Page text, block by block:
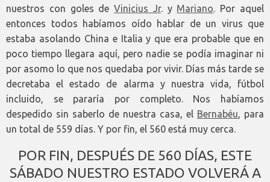
nuestros con goles deVinicius Jr. y Mariano. Por aquel
entonces todos habíamos oído hablar de un virus que
estaba asolando China e Italia y que era probable que en
poco tiempo llegara aquí, pero nadie se podía imaginar ni
por asomo lo que nos quedaba por vivir. Días más tarde se
decretaba el estado de alarma y nuestra vida, fútbol
incluido, se pararía por completo. Nos habíamos
despedido sin saberlo de nuestra casa, el Bernabéu, para
un total de 559 días. Y por fin, el 560 está muy cerca.
POR FIN, DESPUÉS DE 560 DÍAS, ESTE
SÁBADO NUESTRO ESTADO VOLVERÁ A